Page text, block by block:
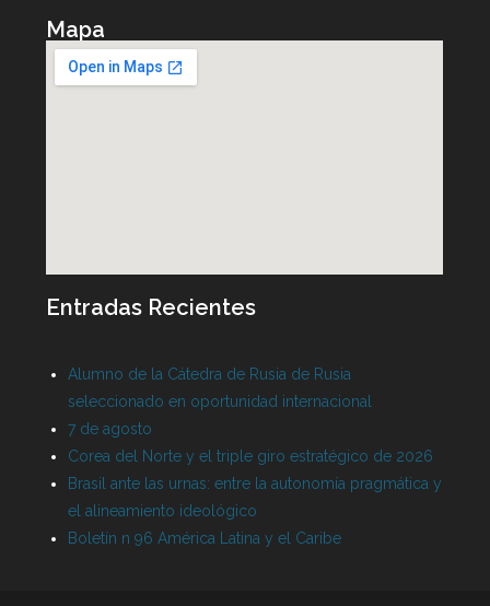
Mapa
Entradas Recientes
Alumno de la Cátedra de Rusia de Rusia
seleccionado en oportunidad internacional
7 de agosto
Corea del Norte y el triple giro estratégico de 2026
Brasil ante las urnas: entre la autonomía pragmática y
el alineamiento ideológico
Boletín n 96 América Latina y el Caribe